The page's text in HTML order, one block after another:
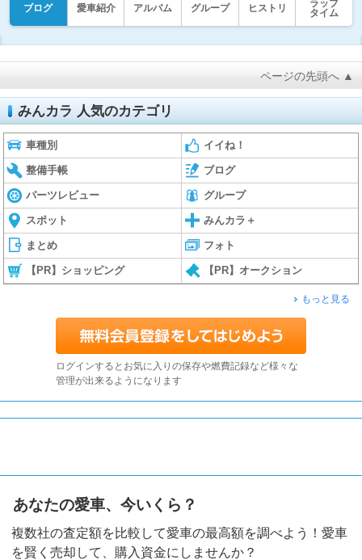
ブログ 愛車紹介 アルバム グループ ヒストリ
ラップ
タイム
ページの先頭へ ▲
みんカラ 人気のカテゴリ
車種別 イイね！
整備手帳 ブログ
パーツレビュー グループ
スポット みんカラ＋
まとめ フォト
【PR】ショッピング 【PR】オークション
もっと見る
ログインするとお気に入りの保存や燃費記録など様々な
管理が出来るようになります
あなたの愛車、今いくら？
複数社の査定額を比較して愛車の最高額を調べよう！愛車
を賢く売却して、購入資金にしませんか？